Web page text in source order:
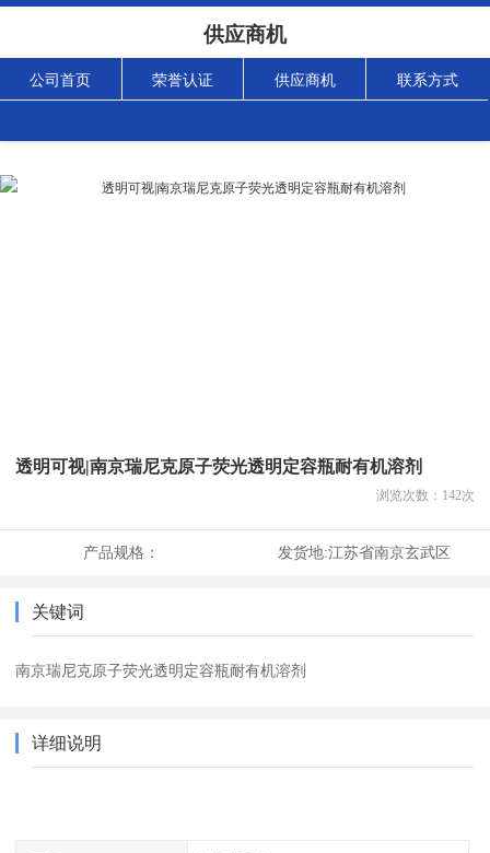
供应商机
公司首页 荣誉认证 供应商机 联系方式
透明可视|南京瑞尼克原子荧光透明定容瓶耐有机溶剂
浏览次数： 142次
产品规格： 发货地:江苏省南京玄武区
关键词
南京瑞尼克原子荧光透明定容瓶耐有机溶剂
详细说明